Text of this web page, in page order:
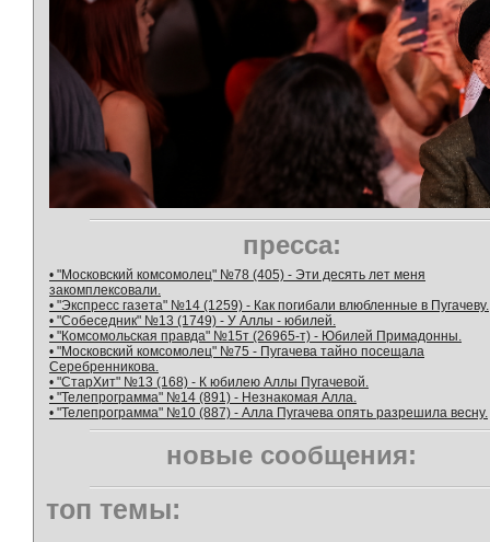
пресса:
• "Московский комсомолец" №78 (405) - Эти десять лет меня
закомплексовали.
• "Экспресс газета" №14 (1259) - Как погибали влюбленные в Пугачеву.
• "Собеседник" №13 (1749) - У Аллы - юбилей.
• "Комсомольская правда" №15т (26965-т) - Юбилей Примадонны.
• "Московский комсомолец" №75 - Пугачева тайно посещала
Серебренникова.
• "СтарХит" №13 (168) - К юбилею Аллы Пугачевой.
• "Телепрограмма" №14 (891) - Незнакомая Алла.
• "Телепрограмма" №10 (887) - Алла Пугачева опять разрешила весну.
новые сообщения:
топ темы: